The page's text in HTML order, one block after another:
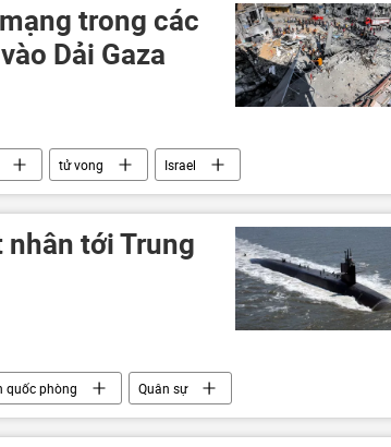
trong các
Dải Gaza
tử vong
Israel
nhân tới Trung
quốc phòng
Quân sự
xoáy căng thẳng mới ở Trung Đông